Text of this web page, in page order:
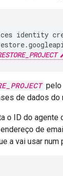
identity
pelo
de dados do
o ID do agente
de
a vai usar num